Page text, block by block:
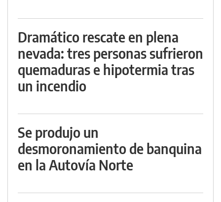
Dramático rescate en plena
nevada: tres personas sufrieron
quemaduras e hipotermia tras
un incendio
Se produjo un
desmoronamiento de banquina
en la Autovía Norte